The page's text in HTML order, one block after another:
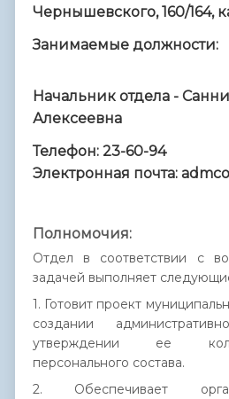
Чернышевского, 160/164,
Занимаемые должности:
Начальник отдела -
Алексеевна
Телефон: 23-60-94
Электронная почта:
Полномочия:
Отдел в соответствии с
задачей выполняет
1. Готовит проект
создании
утверждении ее
персонального состава.
2. Обеспечивает